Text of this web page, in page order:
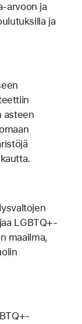
arvoon ja
ja
asteen
LGBTQ+-
maailma,